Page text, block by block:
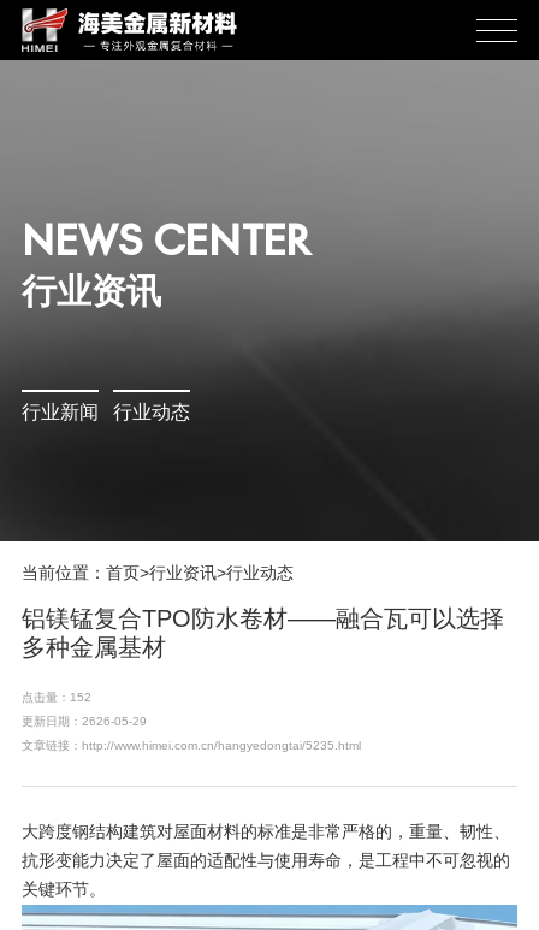
NEWS CENTER
行业资讯
行业新闻 行业动态
当前位置： 首页 >行业资讯>行业动态
铝镁锰复合TPO防水卷材——融合瓦可以选择
多种金属基材
点击量：152
更新日期：2626-05-29
文章链接：http://www.himei.com.cn/hangyedongtai/5235.html
大跨度钢结构建筑对屋面材料的标准是非常严格的，重量、韧性、
抗形变能力决定了屋面的适配性与使用寿命，是工程中不可忽视的
关键环节。